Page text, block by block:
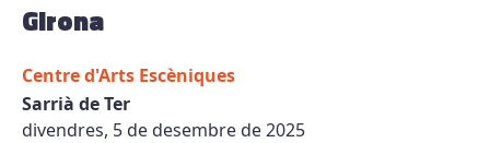
Girona
Centre d'Arts Escèniques
Sarrià de Ter
divendres, 5 de desembre de 2025